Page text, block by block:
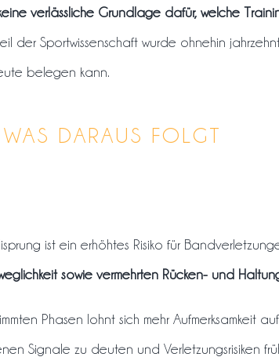
verlässliche Grundlage dafür, welche
der Sportwissenschaft wurde ohnehin
belegen kann.
DARAUS FOLGT
ist ein erhöhtes Risiko für
sowie vermehrten Rücken- und
Phasen lohnt sich mehr Aufmerksamkeit
Signale zu deuten und Verletzungsrisiken